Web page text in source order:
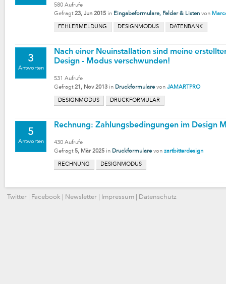
580 Aufrufe
Gefragt 23, Jun 2015 in Eingabeformulare, Felder & Listen von
FEHLERMELDUNG DESIGNMODUS DATENBANK
3
Antworten
Nach einer Neuinstallation sind meine
Design - Modus verschwunden!
531 Aufrufe
Gefragt 21, Nov 2013 in Druckformulare von JAMARTPRO
DESIGNMODUS DRUCKFORMULAR
5
Antworten
Rechnung: Zahlungsbedingungen im Design
430 Aufrufe
Gefragt 5, Mär 2025 in Druckformulare von zartbitterdesign
RECHNUNG DESIGNMODUS
Twitter Facebook Newsletter Impressum Datenschutz